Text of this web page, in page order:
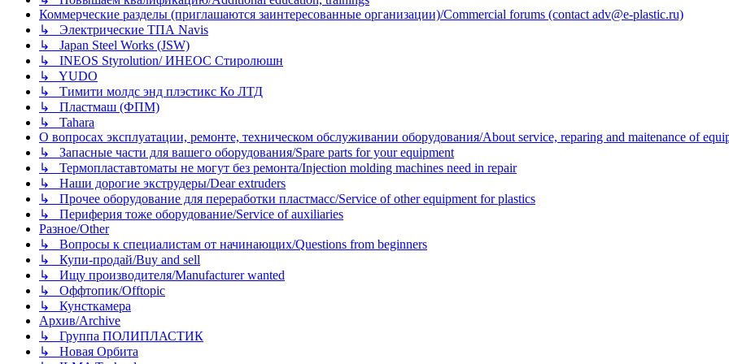
Коммерческие разделы (приглашаются заинтересованные организации)/Commercial forums (contact adv@e-plastic.ru)
↳ Электрические ТПА Navis
↳ Japan Steel Works (JSW)
↳ INEOS Styrolution/ ИНЕОС Стиролюшн
↳ YUDO
↳ Тимити молдс энд плэстикс Ко ЛТД
↳ Пластмаш (ФПМ)
↳ Tahara
О вопросах эксплуатации, ремонте, техническом обслуживании оборудования/About service, reparing and maitenance of
↳ Запасные части для вашего оборудования/Spare parts for your equipment
↳ Термопластавтоматы не могут без ремонта/Injection molding machines need in repair
↳ Наши дорогие экструдеры/Dear extruders
↳ Прочее оборудование для переработки пластмасс/Service of other equipment for plastics
↳ Периферия тоже оборудование/Service of auxiliaries
Разное/Other
↳ Вопросы к специалистам от начинающих/Questions from beginners
↳ Купи-продай/Buy and sell
↳ Ищу производителя/Manufacturer wanted
↳ Оффтопик/Offtopic
↳ Кунсткамера
Архив/Archive
↳ Группа ПОЛИПЛАСТИК
↳ Новая Орбита